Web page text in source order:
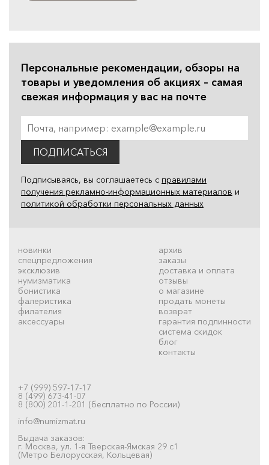
Персональные рекомендации, обзоры на
товары и уведомления об акциях – самая
свежая информация у вас на почте
ПОДПИСАТЬСЯ
Подписываясь, вы соглашаетесь с правилами
получения рекламно-информационных материалов и
политикой обработки персональных данных
новинки
спецпредложения
эксклюзив
нумизматика
бонистика
фалеристика
филателия
аксессуары
архив
заказы
доставка и оплата
отзывы
о магазине
продать монеты
возврат
гарантия подлинности
система скидок
блог
контакты
+7 (999) 597-17-17
8 (499) 673-41-07
8 (800) 201-1-201 (бесплатно по России)
info@numizmat.ru
Выдача заказов:
г. Москва, ул. 1-я Тверская-Ямская 29 с1
(Метро Белорусская, Кольцевая)